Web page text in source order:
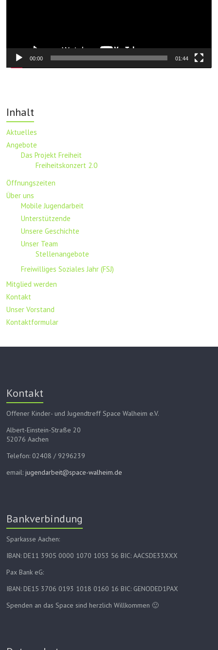
00:00 01:44
Inhalt
Aktuelles
Angebote
Das Projekt Freiheit
Freiheitskonzert 2.0
Öffnungszeiten
Über uns
Mobile Jugendarbeit
Unterstützende
Unsere Geschichte
Unser Team
Stellenangebote
Freiwilliges Soziales Jahr (FSJ)
Mitglied werden
Kontakt
Unser Vorstand
Kontaktformular
Kontakt
Offener Kinder- und Jugendtreff Space Walheim e.V.
Albert-Einstein-Straße 20
52076 Aachen
Telefon: 02408 / 9296239
email:jugendarbeit@space-walheim.de
Bankverbindung
Sparkasse Aachen:
IBAN: DE11 3905 0000 1070 1053 56 BIC: AACSDE33XXX
Pax Bank eG:
IBAN: DE15 3706 0193 1018 0160 16 BIC: GENODED1PAX
Spenden an das Space sind herzlich Willkommen 🙂